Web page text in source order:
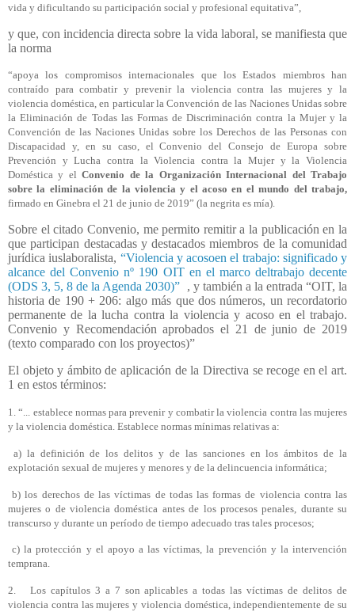
vida y dificultando su participación social y profesional equitativa”,
y que, con incidencia directa sobre la vida laboral, se manifiesta que
la norma
“apoya los compromisos internacionales que los Estados miembros han
contraído para combatir y prevenir la violencia contra las mujeres y la
violencia doméstica, en particular la Convención de las Naciones Unidas sobre
la Eliminación de Todas las Formas de Discriminación contra la Mujer y la
Convención de las Naciones Unidas sobre los Derechos de las Personas con
Discapacidad y, en su caso, el Convenio del Consejo de Europa sobre
Prevención y Lucha contra la Violencia contra la Mujer y la Violencia
Doméstica y elConvenio de la Organización Internacional del Trabajo
sobre la eliminación de la violencia y el acoso en el mundo del trabajo,
firmado en Ginebra el 21 de junio de 2019” (la negrita es mía).
Sobre el citado Convenio, me permito remitir a la publicación en la
que participan destacadas y destacados miembros de la comunidad
jurídica iuslaboralista, “Violencia y acosoen el trabajo: significado y
alcance del Convenio nº 190 OIT en el marco deltrabajo decente
(ODS 3, 5, 8 de la Agenda 2030)” , y también a la entrada “OIT, la
historia de 190 + 206: algo más que dos números, un recordatorio
permanente de la lucha contra la violencia y acoso en el trabajo.
Convenio y Recomendación aprobados el 21 de junio de 2019
(texto comparado con los proyectos)”
El objeto y ámbito de aplicación de la Directiva se recoge en el art.
1 en estos términos:
1. “... establece normas para prevenir y combatir la violencia contra las mujeres
y la violencia doméstica. Establece normas mínimas relativas a:
a) la definición de los delitos y de las sanciones en los ámbitos de la
explotación sexual de mujeres y menores y de la delincuencia informática;
b) los derechos de las víctimas de todas las formas de violencia contra las
mujeres o de violencia doméstica antes de los procesos penales, durante su
transcurso y durante un período de tiempo adecuado tras tales procesos;
c) la protección y el apoyo a las víctimas, la prevención y la intervención
temprana.
2.
Los capítulos 3 a 7 son aplicables a todas las víctimas de delitos de
violencia contra las mujeres y violencia doméstica, independientemente de su